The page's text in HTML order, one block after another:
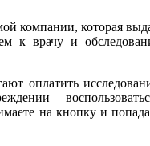
компании, которая
к врачу и
оплатить
–
на кнопку и